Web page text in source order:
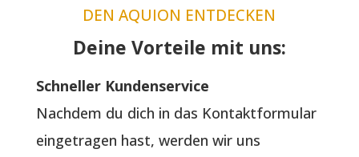
DEN AQUION ENTDECKEN
Deine Vorteile mit uns:
Schneller Kundenservice
Nachdem du dich in das Kontaktformular
eingetragen hast, werden wir uns